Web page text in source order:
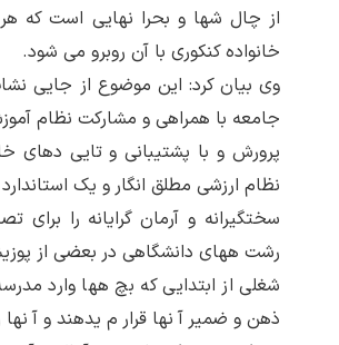
از چال شها و بحرا نهایی است که
خانواده کنکوری با آن روبرو می شود.
وی بیان کرد: این موضوع از جایی
جامعه با همراهی و مشارکت نظام
پرورش و با پشتیبانی و تایی دهای
نظام ارزشی مطلق انگار و یک
سختگیرانه و آرمان گرایانه را برای
رشت ههای دانشگاهی در بعضی از
شغلی از ابتدایی که بچ هها وارد
ذهن و ضمیر آ نها قرار م یدهند و آ نها